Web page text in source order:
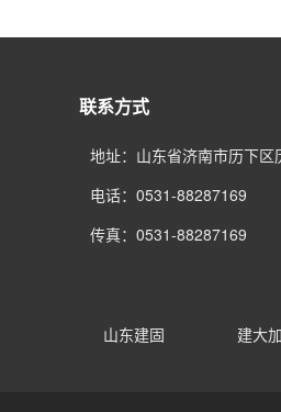
联系方式
地址：山东省济南市历下
电话：0531-88287169
传真：0531-88287169
山东建固 建大